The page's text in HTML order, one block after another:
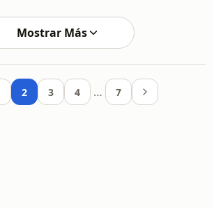
Mostrar Más
2 3 4 … 7